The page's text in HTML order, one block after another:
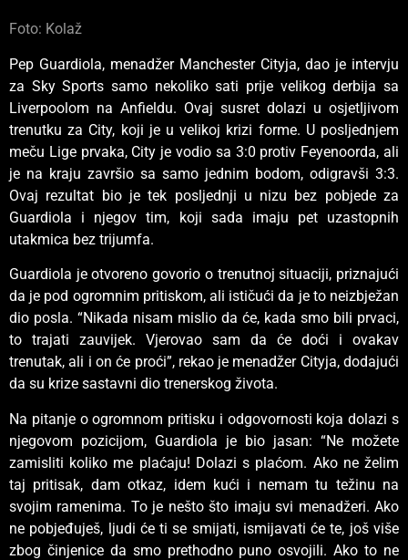
Foto: Kolaž
Pep Guardiola, menadžer Manchester Cityja, dao je intervju
za Sky Sports samo nekoliko sati prije velikog derbija sa
Liverpoolom na Anfieldu. Ovaj susret dolazi u osjetljivom
trenutku za City, koji je u velikoj krizi forme. U posljednjem
meču Lige prvaka, City je vodio sa 3:0 protiv Feyenoorda, ali
je na kraju završio sa samo jednim bodom, odigravši 3:3.
Ovaj rezultat bio je tek posljednji u nizu bez pobjede za
Guardiola i njegov tim, koji sada imaju pet uzastopnih
utakmica bez trijumfa.
Guardiola je otvoreno govorio o trenutnoj situaciji, priznajući
da je pod ogromnim pritiskom, ali ističući da je to neizbježan
dio posla. “Nikada nisam mislio da će, kada smo bili prvaci,
to trajati zauvijek. Vjerovao sam da će doći i ovakav
trenutak, ali i on će proći”, rekao je menadžer Cityja, dodajući
da su krize sastavni dio trenerskog života.
Na pitanje o ogromnom pritisku i odgovornosti koja dolazi s
njegovom pozicijom, Guardiola je bio jasan: “Ne možete
zamisliti koliko me plaćaju! Dolazi s plaćom. Ako ne želim
taj pritisak, dam otkaz, idem kući i nemam tu težinu na
svojim ramenima. To je nešto što imaju svi menadžeri. Ako
ne pobjeđuješ, ljudi će ti se smijati, ismijavati će te, još više
zbog činjenice da smo prethodno puno osvojili. Ako to ne